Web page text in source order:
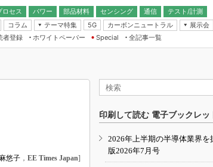
ロセス パワー 部品材料 センシング
通信
無線
テスト/計測
コラム
テーマ特集
）
5G カーボンニュートラル
展示会
IoT・エッジコンピューティング
EXPO
TECHNO-FRONTIER
人とくるま展
者登録 ホワイトペーパー
Special
全記事一覧
悠子 ， EE Times Japan]
印刷して読む 電子ブックレッ
2026年上半期の半導体業界
版2026年7月号